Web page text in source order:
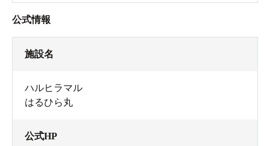
公式情報
施設名
ハルヒラマル
はるひら丸
公式HP